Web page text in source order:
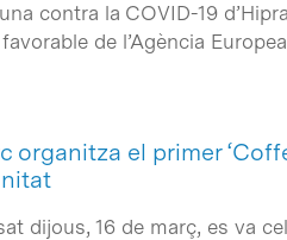
contra la COVID-19
de l’Agència
organitza el primer
dijous, 16 de març, es va